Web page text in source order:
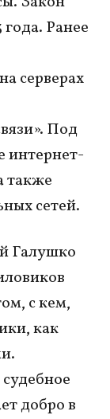
года. Ранее
серверах
Под
интернет-
также
сетей.
Галушко
с кем,
как
добро в